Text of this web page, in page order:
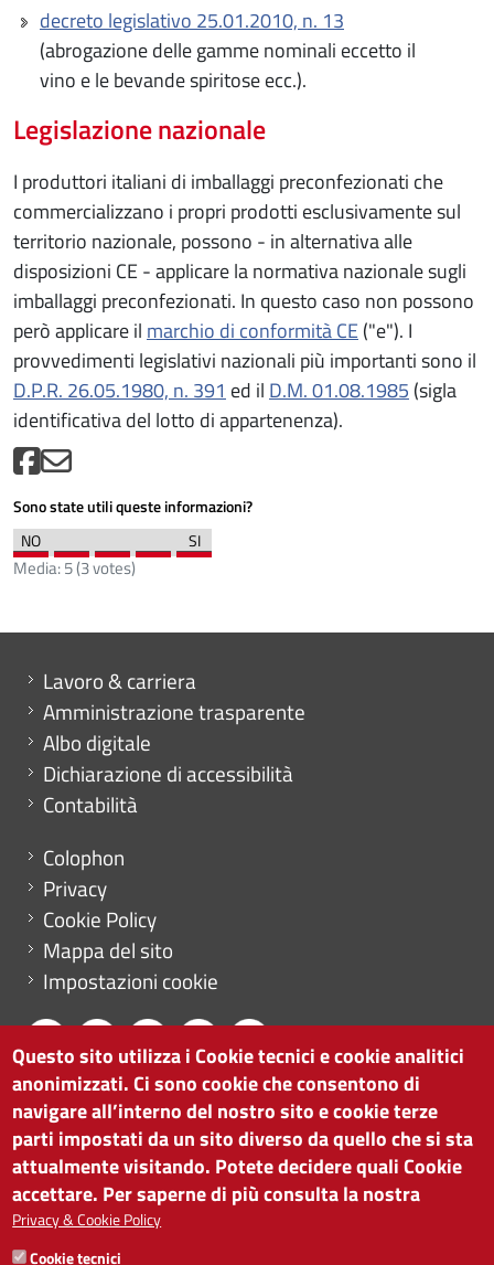
decreto legislativo 25.01.2010, n. 13
(abrogazione delle gamme nominali eccetto il
vino e le bevande spiritose ecc.).
Legislazione nazionale
I produttori italiani di imballaggi preconfezionati che
commercializzano i propri prodotti esclusivamente sul
territorio nazionale, possono - in alternativa alle
disposizioni CE - applicare la normativa nazionale sugli
imballaggi preconfezionati. In questo caso non possono
però applicare il marchio di conformità CE ("e"). I
provvedimenti legislativi nazionali più importanti sono il
D.P.R. 26.05.1980, n. 391 ed il D.M. 01.08.1985 (sigla
identificativa del lotto di appartenenza).
Sono state utili queste informazioni?
Media:5(3votes)
Mini menu di servizio
Lavoro & carriera
Amministrazione trasparente
Albo digitale
Dichiarazione di accessibilità
Contabilità
Menu footer
Colophon
Privacy
Cookie Policy
Mappa del sito
Impostazioni cookie
CAMERA DI COMMERCIO DI BOLZANO
via Alto Adige 60 | I-39100 Bolzano
tel. 0471 945 511 |info@camcom.bz.it
Partita IVA: 00376420212
ISTITUTO PER LA PROMOZIONE DELLO
SVILUPPO ECONOMICO
Questo sito utilizza i Cookie tecnici e cookie analitici
anonimizzati. Ci sono cookie che consentono di
navigare all’interno del nostro sito e cookie terze
parti impostati da un sito diverso da quello che si sta
attualmente visitando. Potete decidere quali Cookie
accettare. Per saperne di più consulta la nostra
Privacy & Cookie Policy
Cookie tecnici